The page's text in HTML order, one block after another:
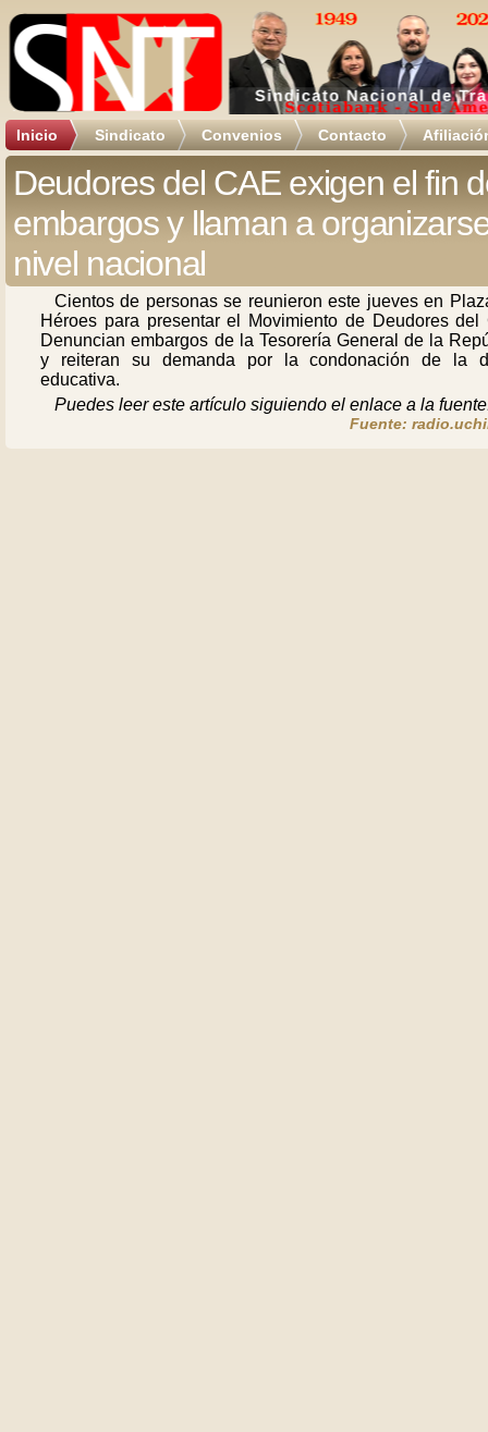
Inicio Sindicato Convenios Contacto
Deudores del CAE exigen el fin
embargos y llaman a
nivel nacional
Cientos de personas se reunieron este jueves en
Héroes para presentar el Movimiento de Deudores del
Denuncian embargos de la Tesorería General de la
y reiteran su demanda por la condonación de la
educativa.
Puedes leer este artículo siguiendo el enlace a la
Fuente: